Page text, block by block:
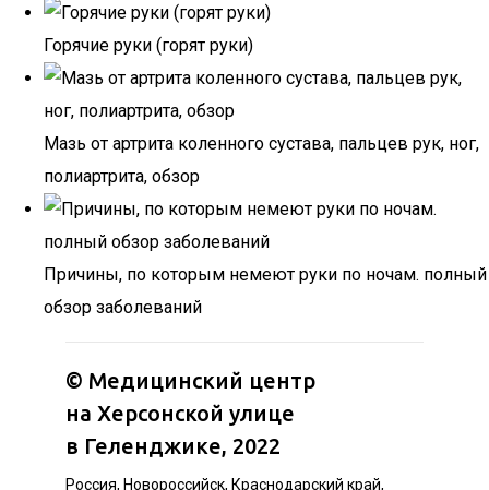
Горячие руки (горят руки)
Мазь от артрита коленного сустава, пальцев рук, ног,
полиартрита, обзор
Причины, по которым немеют руки по ночам. полный
обзор заболеваний
© Медицинский центр
на Херсонской улице
в Геленджике, 2022
Россия, Новороссийск, Краснодарский край,